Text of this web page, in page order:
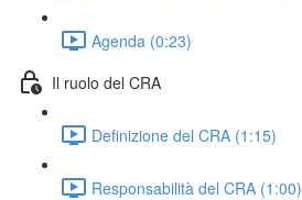
Agenda (0:23)
Il ruolo del CRA
Definizione del CRA (1:15)
Responsabilità del CRA (1:00)